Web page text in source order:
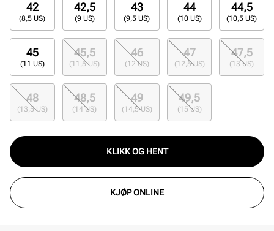
42
(8,5 US)
42,5
(9 US)
43
(9,5 US)
44
(10 US)
44,5
(10,5 US)
45
(11 US)
45,5
(11,5 US)
46
(12 US)
47
(12,5 US)
47,5
(13 US)
48
(13,5 US)
48,5
(14 US)
49
(14,5 US)
49,5
(15 US)
KLIKK OG HENT
KJØP ONLINE